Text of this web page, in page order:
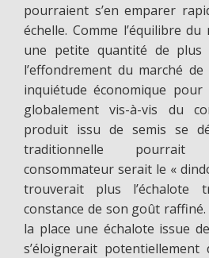
pourraient s’en emparer
échelle. Comme l’équilibre
une petite quantité de plus
l’effondrement du marché de
inquiétude économique
globalement vis-à-vis du
produit issu de semis se
traditionnelle pourrait
consommateur serait le «
trouverait plus l’échalote
constance de son goût
la place une échalote issue
s’éloignerait